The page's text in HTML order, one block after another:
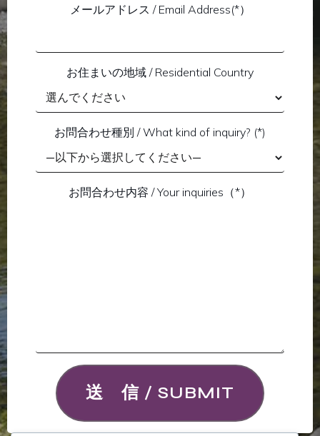
メールアドレス / Email Address(*）
お住まいの地域 / Residential Country
お問合わせ種別 / What kind of inquiry? (*)
お問合わせ内容 / Your inquiries（*）